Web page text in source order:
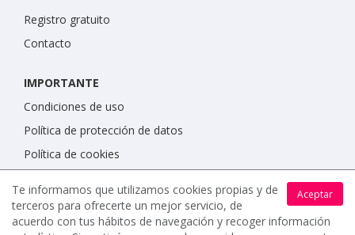
Registro gratuito
Contacto
IMPORTANTE
Condiciones de uso
Política de protección de datos
Política de cookies
Aceptar
Te informamos que utilizamos cookies propias y de
terceros para ofrecerte un mejor servicio, de
acuerdo con tus hábitos de navegación y recoger información